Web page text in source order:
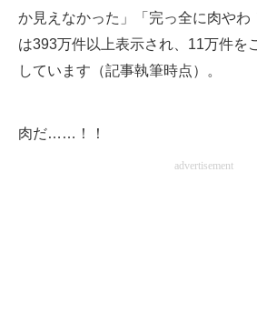
スマホと通信の最新トレンド
進化するPCとデバイスの未来
ビジネスと働き方のヒント
か見えなかった」「完っ全に肉やわ
は393万件以上表示され、11万件を
しています（記事執筆時点）。
肉だ……！！
advertisement